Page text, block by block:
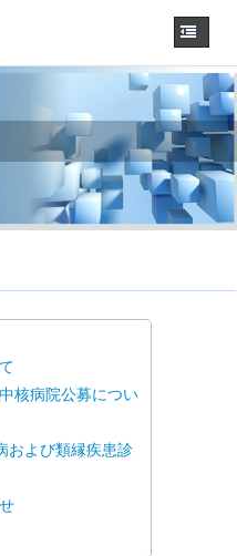
核病院公募につい
および類縁疾患診